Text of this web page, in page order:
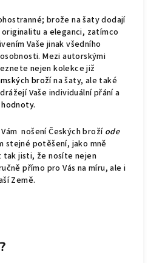
brože na šaty dodají
a eleganci, zatímco
Vaše jinak všedního
Mezi autorskými
nejen kolekce již
brožína šaty, ale také
Vaše individuální přání a
.
nošení Českých broží ode
stejné potěšení, jako mně
jisti, že nosíte nejen
přímo pro Vás na míru, ale i
Země.